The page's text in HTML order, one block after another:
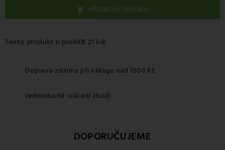
 PŘIDAT DO KOŠÍKU
Tento produkt si prohlíží 21 lidí
Doprava zdarma při nákupu nad 1500 Kč
Jednoduché vrácení zboží
DOPORUČUJEME